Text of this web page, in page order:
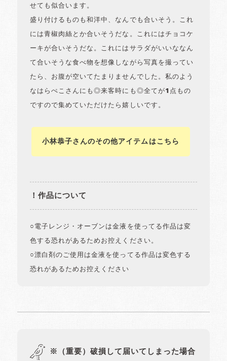
せても似合います。
盛り付けるものも和洋中、なんでも合いそう。これ
には青椒肉絲とか合いそうだな。これにはチョコケ
ーキが合いそうだな。これにはサラダがいいななん
て合いそうな食べ物を想像しながら写真を撮ってい
たら、お腹が空いてたまりませんでした。私のよう
なはらぺこさんにも◎来客時にも◎全てが1点もの
ですので集めていただけたら嬉しいです。
小林恭子さんのその他アイテムはこちら
！作品について
○電子レンジ・オーブンは金液を使ってる作品は変
色する恐れがあるためお控えください。
○漂白剤のご使用は金液を使ってる作品は変色する
恐れがあるためお控えください
※（重要）破損して届いてしまった場合